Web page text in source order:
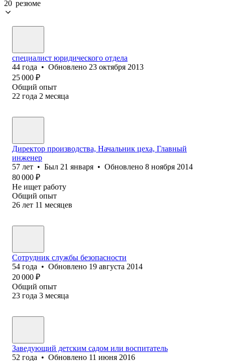
20 резюме
специалист юридического отдела
44 года • Обновлено 23 октября 2013
25 000 ₽
Общий опыт
22 года 2 месяца
Директор производства, Начальник цеха, Главный
инженер
57 лет • Был 21 января • Обновлено 8 ноября 2014
80 000 ₽
Не ищет работу
Общий опыт
26 лет 11 месяцев
Сотрудник службы безопасности
54 года • Обновлено 19 августа 2014
20 000 ₽
Общий опыт
23 года 3 месяца
Заведующий детским садом или воспитатель
52 года • Обновлено 11 июня 2016